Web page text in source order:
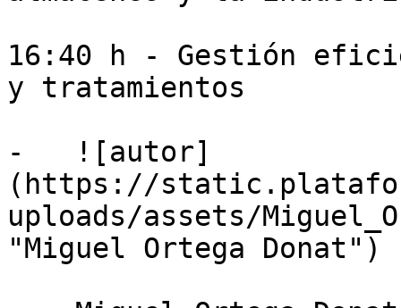
16:40 h - Gestión
y tratamientos
-   ![autor]
(https://
uploads/assets/
"Miguel Ortega Donat")